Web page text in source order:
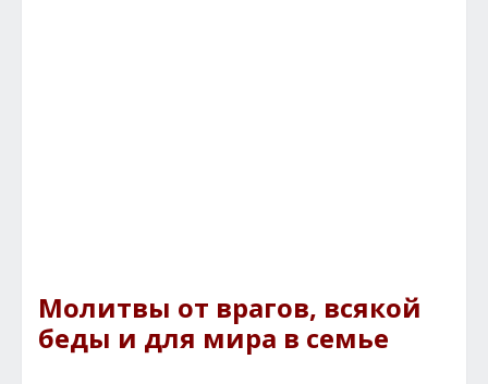
Молитвы от врагов, всякой
беды и для мира в семье